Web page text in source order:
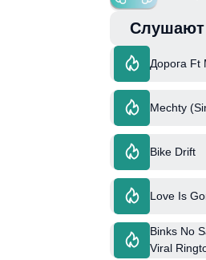
Слушают
Дорога Ft
Mechty
Bike Drift
Love Is
Binks No
Viral